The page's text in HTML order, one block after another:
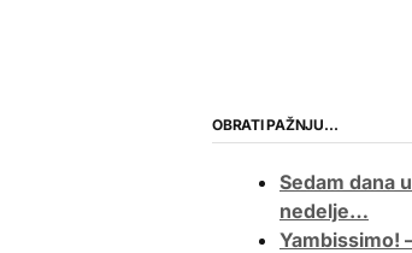
OBRATI PAŽNJU…
Sedam dana
nedelje…
Yambissimo!